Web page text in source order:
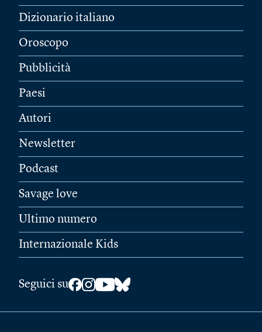
Dizionario italiano
Oroscopo
Pubblicità
Paesi
Autori
Newsletter
Podcast
Savage love
Ultimo numero
Internazionale Kids
Seguici su